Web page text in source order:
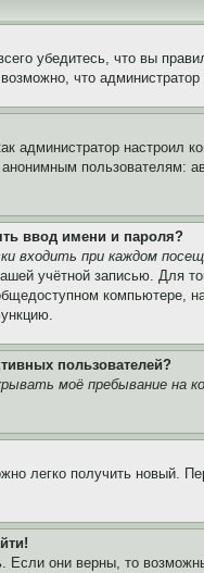
убедитесь, что вы
что
администратор
пользователям:
ввод имени и пароля?
входить при каждом
учётной записью.
компьютере,
пользователей?
моё пребывание на
легко получить новый.
Если они верны, то